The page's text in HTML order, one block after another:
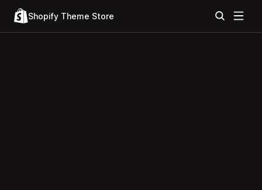
Shopify Theme Store